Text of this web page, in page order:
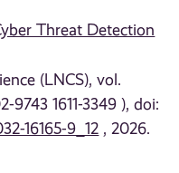
Threat Detection
(LNCS), vol.
9743 1611-3349 ), doi:
16165-9_12 , 2026.